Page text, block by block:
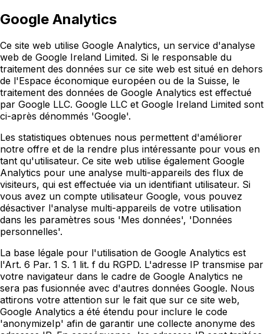
Google Analytics
Ce site web utilise Google Analytics, un service d'analyse
web de Google Ireland Limited. Si le responsable du
traitement des données sur ce site web est situé en dehors
de l'Espace économique européen ou de la Suisse, le
traitement des données de Google Analytics est effectué
par Google LLC. Google LLC et Google Ireland Limited sont
ci-après dénommés 'Google'.
Les statistiques obtenues nous permettent d'améliorer
notre offre et de la rendre plus intéressante pour vous en
tant qu'utilisateur. Ce site web utilise également Google
Analytics pour une analyse multi-appareils des flux de
visiteurs, qui est effectuée via un identifiant utilisateur. Si
vous avez un compte utilisateur Google, vous pouvez
désactiver l'analyse multi-appareils de votre utilisation
dans les paramètres sous 'Mes données', 'Données
personnelles'.
La base légale pour l'utilisation de Google Analytics est
l'Art. 6 Par. 1 S. 1 lit. f du RGPD. L'adresse IP transmise par
votre navigateur dans le cadre de Google Analytics ne
sera pas fusionnée avec d'autres données Google. Nous
attirons votre attention sur le fait que sur ce site web,
Google Analytics a été étendu pour inclure le code
'anonymizeIp' afin de garantir une collecte anonyme des